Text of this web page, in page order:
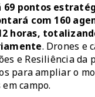
pontos
com 160
horas,
. Drones e
e Resiliência da
para ampliar o
campo.